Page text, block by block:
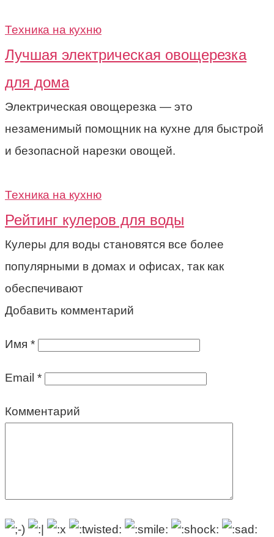
Техника на кухню
Лучшая электрическая овощерезка
для дома
Электрическая овощерезка — это
незаменимый помощник на кухне для быстрой
и безопасной нарезки овощей.
Техника на кухню
Рейтинг кулеров для воды
Кулеры для воды становятся все более
популярными в домах и офисах, так как
обеспечивают
Добавить комментарий
Имя *
Email *
Комментарий